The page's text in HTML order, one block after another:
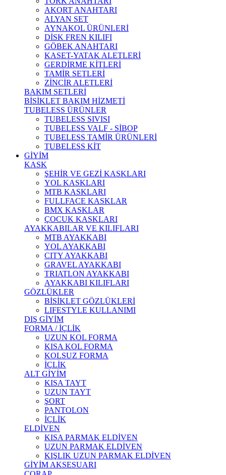
AKORT ANAHTARI
ALYAN SET
AYNAKOL ÜRÜNLERİ
DİSK FREN KILIFI
GÖBEK ANAHTARI
KASET-YATAK ALETLERİ
GERDİRME KİTLERİ
TAMİR SETLERİ
ZİNCİR ALETLERİ
BAKIM SETLERİ
BİSİKLET BAKIM HİZMETİ
TUBELESS ÜRÜNLER
TUBELESS SIVISI
TUBELESS VALF - SİBOP
TUBELESS TAMİR ÜRÜNLERİ
TUBELESS KİT
GİYİM
KASK
ŞEHİR VE GEZİ KASKLARI
YOL KASKLARI
MTB KASKLARI
FULLFACE KASKLAR
BMX KASKLAR
ÇOCUK KASKLARI
AYAKKABILAR VE KILIFLARI
MTB AYAKKABI
YOL AYAKKABI
CITY AYAKKABI
GRAVEL AYAKKABI
TRIATLON AYAKKABI
AYAKKABI KILIFLARI
GÖZLÜKLER
BİSİKLET GÖZLÜKLERİ
LIFESTYLE KULLANIMI
DIŞ GİYİM
FORMA / İÇLİK
UZUN KOL FORMA
KISA KOL FORMA
KOLSUZ FORMA
İÇLİK
ALT GİYİM
KISA TAYT
UZUN TAYT
ŞORT
PANTOLON
İÇLİK
ELDİVEN
KISA PARMAK ELDİVEN
UZUN PARMAK ELDİVEN
KIŞLIK UZUN PARMAK ELDİVEN
GİYİM AKSESUARI